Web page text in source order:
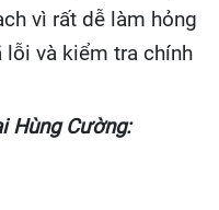
vì rất dễ làm hỏng
lỗi và kiểm tra chính
Hùng Cường: